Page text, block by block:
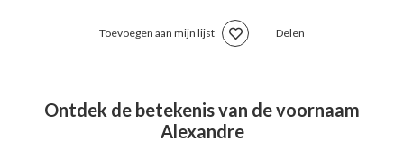
Toevoegen aan mijn lijst Delen
Ontdek de betekenis van de voornaam
Alexandre